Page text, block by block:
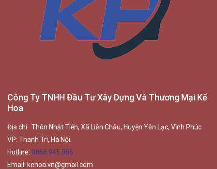
Công Ty TNHH Đầu Tư Xây Dựng Và Thương Mại Kế
Hoa
Địa chỉ: Thôn Nhật Tiến, Xã Liên Châu, Huyện Yên Lạc, Vĩnh Phúc
VP: Thanh Trì, Hà Nội.
Hotline: 0868.945.086
Email: kehoa.vn@gmail.com